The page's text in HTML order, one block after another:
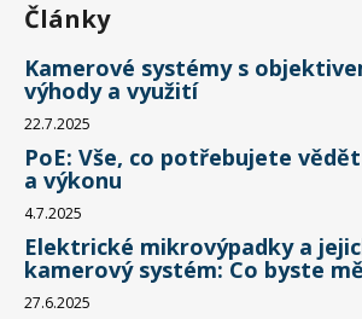
Články
Kamerové systémy s
výhody a využití
22.7.2025
PoE: Vše, co potřebujete
a výkonu
4.7.2025
Elektrické mikrovýpadky a
kamerový systém: Co byste
27.6.2025